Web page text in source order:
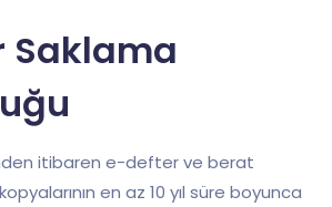
Saklama
itibaren e-defter ve berat
en az 10 yıl süre boyunca